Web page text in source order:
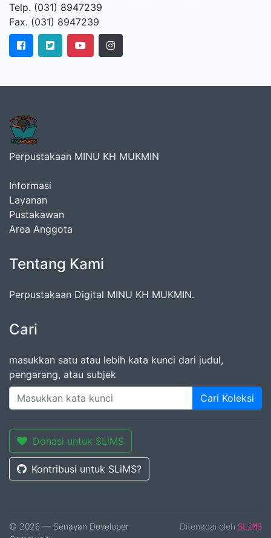
Telp. (031) 8947239
Fax. (031) 8947239
Perpustakaan MINU KH MUKMIN
Informasi
Layanan
Pustakawan
Area Anggota
Tentang Kami
Perpustakaan Digital MINU KH MUKMIN.
Cari
masukkan satu atau lebih kata kunci dari judul,
pengarang, atau subjek
Cari Koleksi
Donasi untuk SLiMS
Kontribusi untuk SLiMS?
© 2026 — Senayan Developer
Ditenagai oleh SLiMS